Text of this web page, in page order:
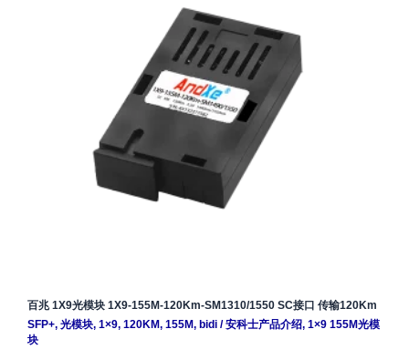
百兆 1X9光模块 1X9-155M-120Km-SM1310/1550 SC接口 传输120Km
SFP+, 光模块, 1×9, 120KM, 155M, bidi/安科士产品介绍, 1×9 155M光模
块